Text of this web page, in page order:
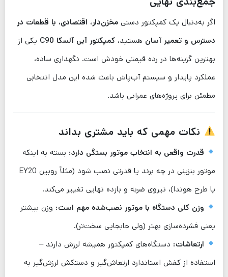
اگر به‌دنبال یک کمپکتور دستی مخزن‌دار، اقتصادی، با قطعات در
دسترس و تعمیر آسان هستید، کمپکتور آبی آلسکا C90
یکی از
بهترین گزینه‌ها در رده قیمتی خودش است. نگهداری ساده،
عملکرد پایدار و سیستم آب‌پاش باعث شده این مدل انتخابی
مطمئن برای پروژه‌های عمرانی باشد.
نکات مهمی که باید مشتری بداند
قدرت واقعی به انتخاب موتور بستگی دارد: بسته به اینکه
موتور بنزینی در چه برند یا قدرتی نصب شود (مثلاً روبین EY20
یا طرح هوندا)، نیروی ضربه و بازده نهایی تغییر می‌کند.
وزن کلی دستگاه با موتور نصب‌شده مهم است: وزن بیشتر
یعنی فشرده‌سازی بهتر (ولی جابجایی سخت‌تر).
ارتعاشات: دستگاه‌های کمپکتور همیشه لرزش دارند –
استفاده از کفش استاندارد ارتعاش‌گیر و دستکش لرزش‌گیر به